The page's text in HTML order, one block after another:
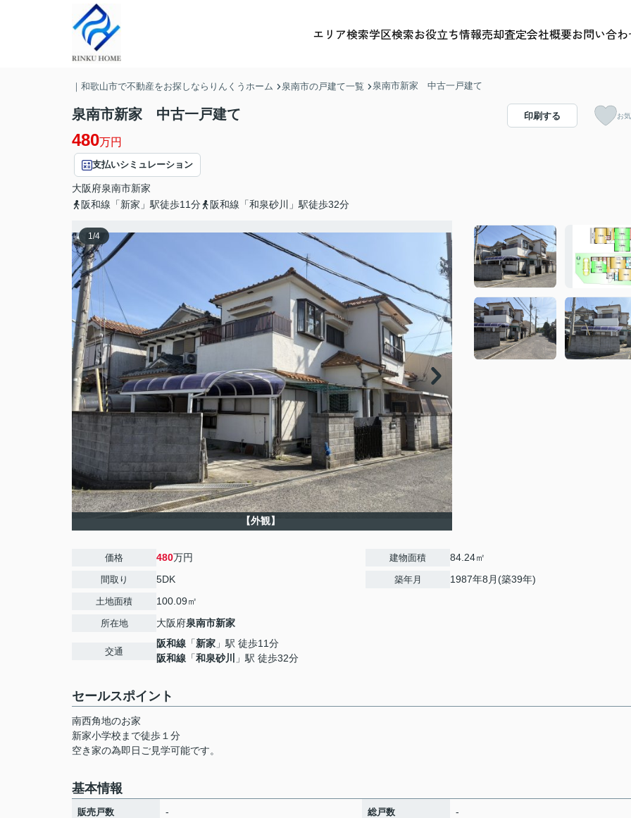
エリア検索学区検索お役立ち情報売却査定会社概要お問い合
｜和歌山市で不動産をお探しならりんくうホーム 泉南市の戸建て一覧 泉南市新家 中古一戸建て
泉南市新家 中古一戸建て
480万円
支払いシミュレーション
大阪府泉南市新家
阪和線「新家」駅徒歩11分
阪和線「和泉砂川」駅徒歩32分
印刷する お
1/4
【外観】
価格 480万円
間取り 5DK
土地面積 100.09㎡
所在地 大阪府泉南市新家
交通
阪和線 「新家 」駅 徒歩11分
阪和線 「和泉砂川 」駅 徒歩32分
建物面積 84.24㎡
築年月 1987年8月(築39年)
セールスポイント
南西角地のお家
新家小学校まで徒歩１分
空き家の為即日ご見学可能です。
基本情報
販売戸数 - 総戸数 -